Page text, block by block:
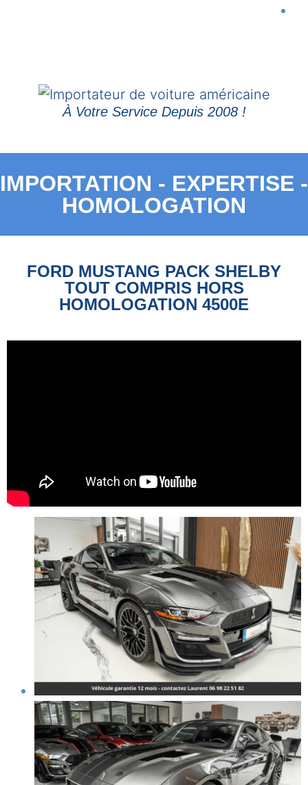
À Votre Service Depuis 2008 !
IMPORTATION - EXPERTISE -
HOMOLOGATION
FORD MUSTANG PACK SHELBY
TOUT COMPRIS HORS
HOMOLOGATION 4500E